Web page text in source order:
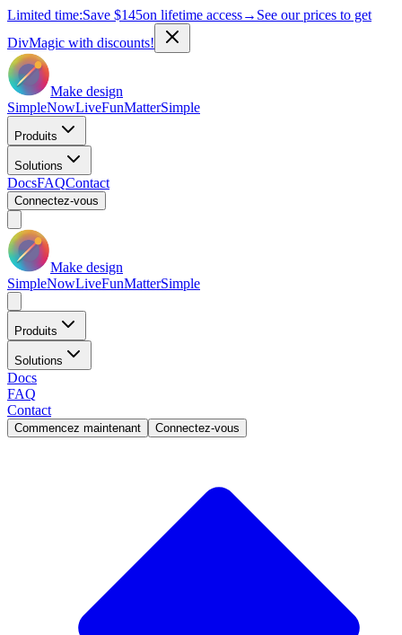
Limited time:Save $145on lifetime access→ See our prices to get
DivMagic with discounts!
Make design
SimpleNowLiveFunMatterSimple
Produits
Solutions
DocsFAQContact
Connectez-vous
Make design
SimpleNowLiveFunMatterSimple
Produits
Solutions
Docs
FAQ
Contact
Commencez maintenant Connectez-vous